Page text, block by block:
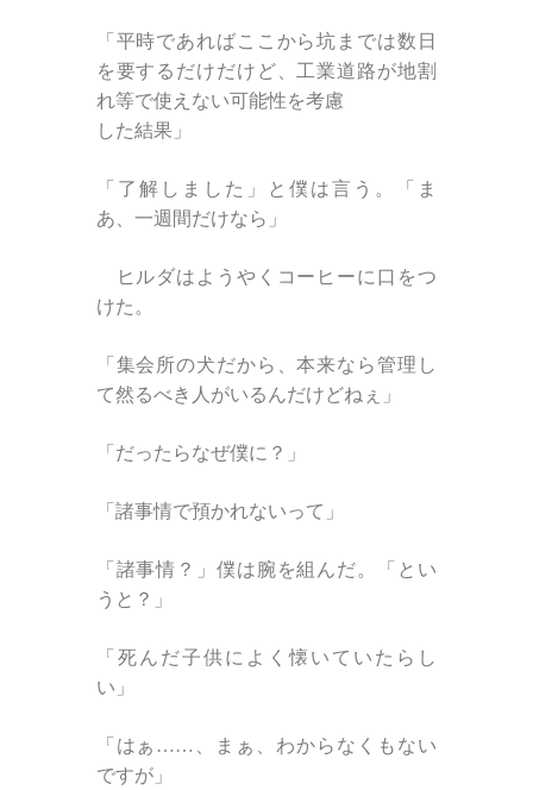
「平時であればここから坑までは数日
を要するだけだけど、工業道路が地割
れ等で使えない可能性を考慮
した結果」
「了解しました」と僕は言う。「ま
あ、一週間だけなら」
ヒルダはようやくコーヒーに口をつ
けた。
「集会所の犬だから、本来なら管理し
て然るべき人がいるんだけどねぇ」
「だったらなぜ僕に？」
「諸事情で預かれないって」
「諸事情？」僕は腕を組んだ。「とい
うと？」
「死んだ子供によく懐いていたらし
い」
「はぁ……、まぁ、わからなくもない
ですが」